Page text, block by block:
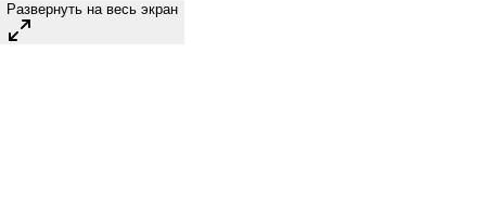
Развернуть на весь экран